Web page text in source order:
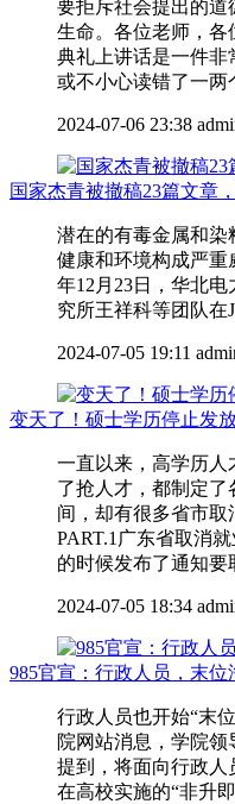
要拒斥社会提出的道
生命。各位老师，各
典礼上讲话是一件非
或不小心读错了一两
2024-07-06 23:38
国家杰青被撤稿23篇文章
潜在的有毒金属和染
健康和环境构成严重
年12月23日，华北
究所王祥科等团队在
2024-07-05 19:11
变天了！硕士学历停止发
一直以来，高学历人
了抢人才，都制定了
间，却有很多省市取
PART.1广东省取消
的时候发布了通知要
2024-07-05 18:34
985官宣：行政人员，末位
行政人员也开始“末
院网站消息，学院
提到，将面向行政人
在高校实施的“非升